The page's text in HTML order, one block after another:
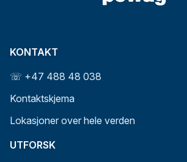
KONTAKT
☏ +47 488 48 038
Kontaktskjema
Lokasjoner over hele verden
UTFORSK